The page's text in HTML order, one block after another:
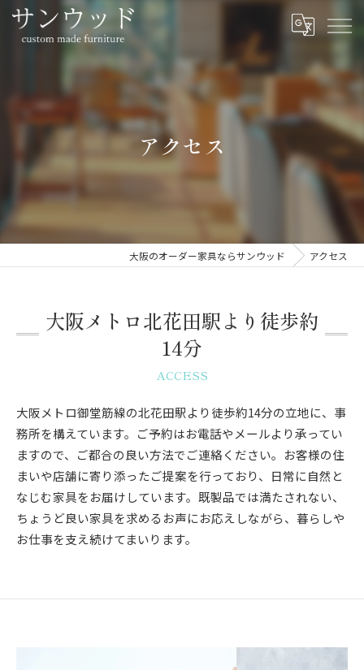
アクセス
大阪のオーダー家具ならサンウッド アクセス
大阪メトロ北花田駅より徒歩約
14分
ACCESS
大阪メトロ御堂筋線の北花田駅より徒歩約14分の立地に、事
務所を構えています。ご予約はお電話やメールより承ってい
ますので、ご都合の良い方法でご連絡ください。お客様の住
まいや店舗に寄り添ったご提案を行っており、日常に自然と
なじむ家具をお届けしています。既製品では満たされない、
ちょうど良い家具を求めるお声にお応えしながら、暮らしや
お仕事を支え続けてまいります。